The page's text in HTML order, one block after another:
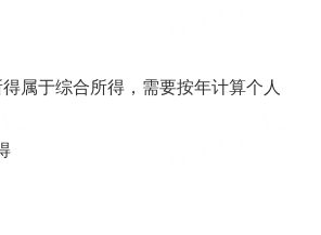
属于综合所得，需要按年计算个人